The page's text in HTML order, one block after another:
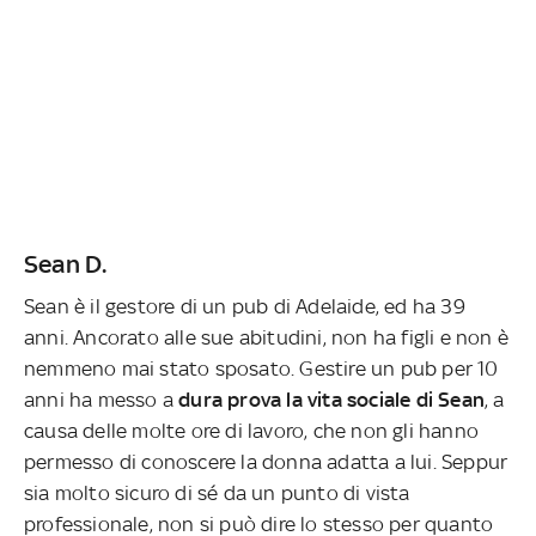
Sean D.
Sean è il gestore di un pub di Adelaide, ed ha 39
anni. Ancorato alle sue abitudini, non ha figli e non è
nemmeno mai stato sposato. Gestire un pub per 10
anni ha messo a dura prova la vita sociale di Sean, a
causa delle molte ore di lavoro, che non gli hanno
permesso di conoscere la donna adatta a lui. Seppur
sia molto sicuro di sé da un punto di vista
professionale, non si può dire lo stesso per quanto